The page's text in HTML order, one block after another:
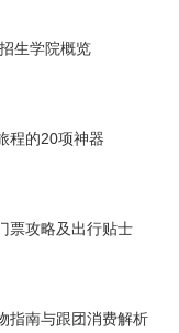
生学院概览
程的20项神器
票攻略及出行贴士
指南与跟团消费解析